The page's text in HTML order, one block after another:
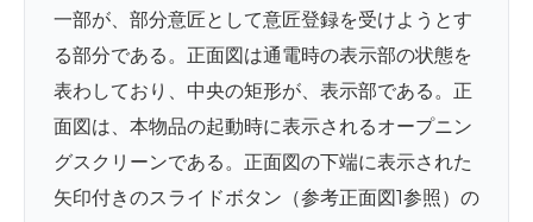
一部が、部分意匠として意匠登録を受けようとす
る部分である。正面図は通電時の表示部の状態を
表わしており、中央の矩形が、表示部である。正
面図は、本物品の起動時に表示されるオープニン
グスクリーンである。正面図の下端に表示された
矢印付きのスライドボタン（参考正面図1参照）の